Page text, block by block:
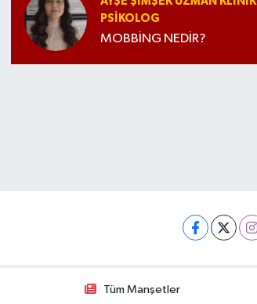
PSIKOLOG
MOBBİNG NEDİR?
Tüm Manşetler